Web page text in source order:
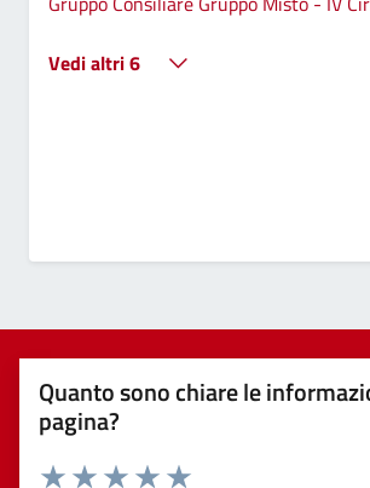
Vedi altri 6
Quanto sono chiare le
pagina?